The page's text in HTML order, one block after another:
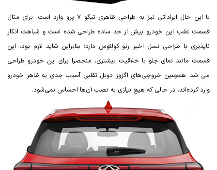
با این حال ایراداتی نیز به طراحی ظاهری تیگو 7 پرو وارد است. برای مثال
قسمت عقب این خودرو بیش از حد ساده طراحی شده است و شباهت انکار
ناپذیری با طراحی نسل اخیر رنو کولئوس دارد؛ بنابراین شاید لازم بود، این
قسمت مانند نمای جلو با خلاقیت بیشتری، منحصرا برای این خودرو طراحی
می شد. همچنین خروجی‌های اگزوز دوبل تقلبی آسیب جدی به ظاهر خودرو
وارد کرده‌اند، در حالی که هیچ نیازی به نصب آن‌ها احساس نمی‌شود.